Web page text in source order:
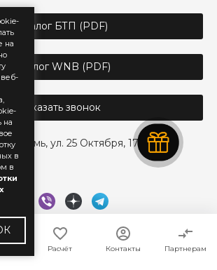
Расчёт Контакты Партнерам
на
на
в
в
г. Пермь, ул. 25 Октября, 17
Каталог БТП (PDF)
Каталог WNB (PDF)
Заказать звонок